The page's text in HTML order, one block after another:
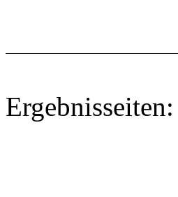
Ergebnisseiten: